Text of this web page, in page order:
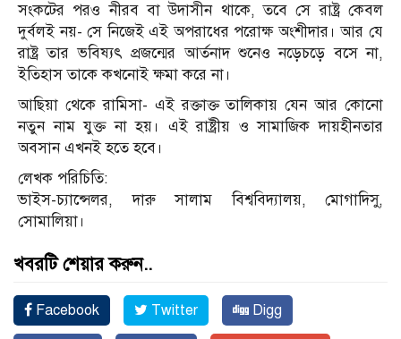
সংকটের পরও নীরব বা উদাসীন থাকে, তবে সে রাষ্ট্র কেবল
দুর্বলই নয়- সে নিজেই এই অপরাধের পরোক্ষ অংশীদার। আর যে
রাষ্ট্র তার ভবিষ্যৎ প্রজন্মের আর্তনাদ শুনেও নড়েচড়ে বসে না,
ইতিহাস তাকে কখনোই ক্ষমা করে না।
আছিয়া থেকে রামিসা- এই রক্তাক্ত তালিকায় যেন আর কোনো
নতুন নাম যুক্ত না হয়। এই রাষ্ট্রীয় ও সামাজিক দায়হীনতার
অবসান এখনই হতে হবে।
লেখক পরিচিতি:
ভাইস-চ্যান্সেলর, দারু সালাম বিশ্ববিদ্যালয়, মোগাদিসু,
সোমালিয়া।
খবরটি শেয়ার করুন..
Facebook Twitter Digg